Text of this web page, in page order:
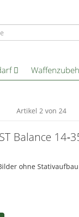
Artikel 2 von 24
Balance
ohne Stativaufbau